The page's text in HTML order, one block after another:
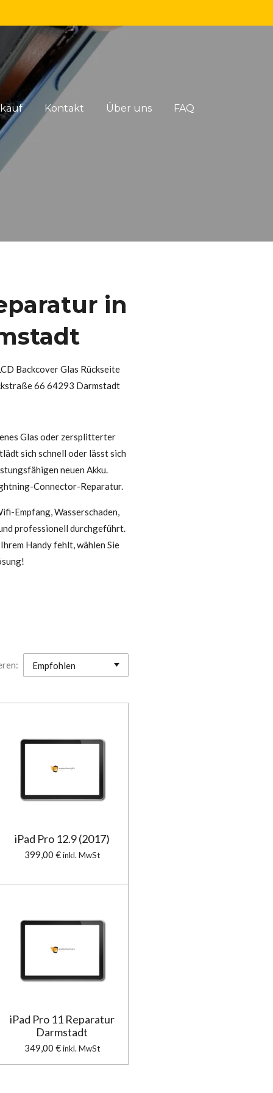
Kontakt Über uns FAQ
in
Backcover Glas Rückseite
66 64293 Darmstadt
Glas oder zersplitterter
sich schnell oder lässt sich
neuen Akku.
Connector-Reparatur.
Empfang, Wasserschaden,
professionell durchgeführt.
Handy fehlt, wählen Sie
iPad Pro 12.9 (2017)
399,00 €inkl. MwSt
iPad Pro 11 Reparatur
Darmstadt
349,00 €inkl. MwSt